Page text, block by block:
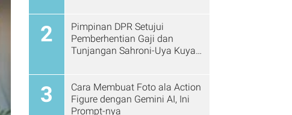
2
Pimpinan DPR Setujui
Pemberhentian Gaji dan
Tunjangan Sahroni-Uya Kuya
3
Cara Membuat Foto ala Action
Figure dengan Gemini AI, Ini
Prompt-nya